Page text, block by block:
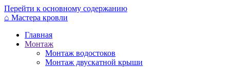
Перейти к основному содержанию
⌂ Мастера кровли
Главная
Монтаж
Монтаж водостоков
Монтаж двускатной крыши